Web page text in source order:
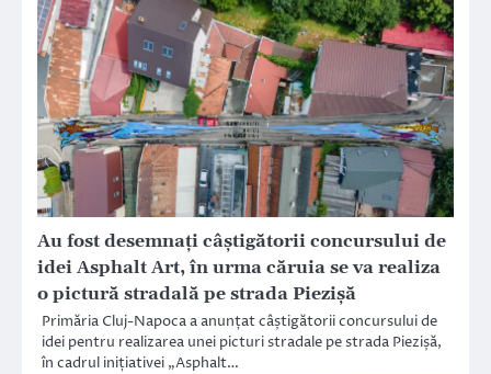
Au fost desemnați câștigătorii concursului de
idei Asphalt Art, în urma căruia se va realiza
o pictură stradală pe strada Piezișă
Primăria Cluj-Napoca a anunțat câștigătorii concursului de
idei pentru realizarea unei picturi stradale pe strada Piezișă,
în cadrul inițiativei „Asphalt…